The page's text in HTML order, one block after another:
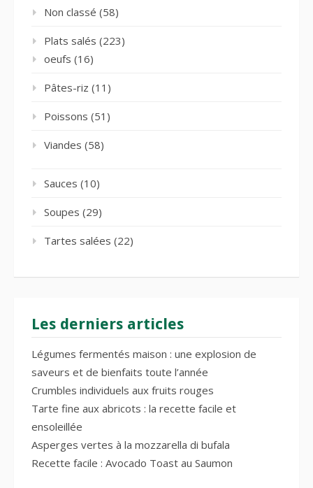
Non classé (58)
Plats salés (223)
oeufs (16)
Pâtes-riz (11)
Poissons (51)
Viandes (58)
Sauces (10)
Soupes (29)
Tartes salées (22)
Les derniers articles
Légumes fermentés maison : une explosion de
saveurs et de bienfaits toute l’année
Crumbles individuels aux fruits rouges
Tarte fine aux abricots : la recette facile et
ensoleillée
Asperges vertes à la mozzarella di bufala
Recette facile : Avocado Toast au Saumon